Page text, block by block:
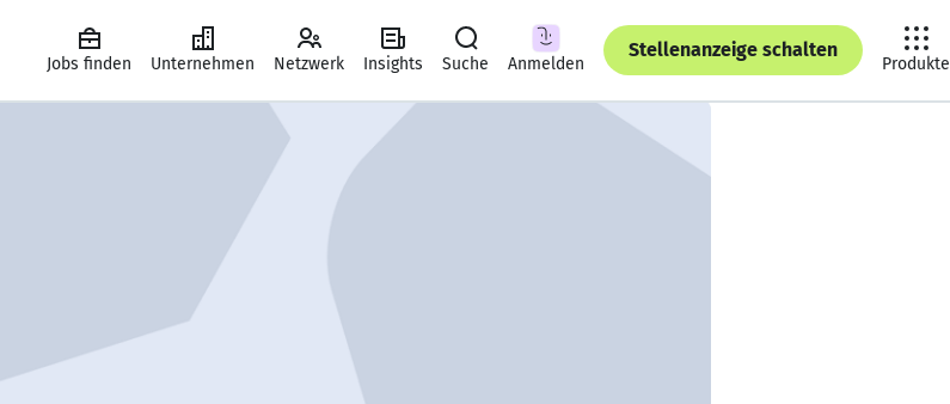
Jobs finden Unternehmen Netzwerk Insights Suche Anmelden
Stellenanzeige schalten
Produkte